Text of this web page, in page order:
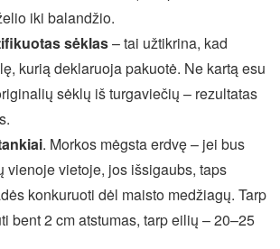
iki balandžio.
sėklas– tai užtikrina, kad
kurią deklaruoja pakuotė. Ne kartą esu
sėklų iš turgaviečių – rezultatas
. Morkos mėgsta erdvę – jei bus
vienoje vietoje, jos išsigaubs, taps
konkuruoti dėl maisto medžiagų. Tarp
bent 2 cm atstumas, tarp eilių – 20–25